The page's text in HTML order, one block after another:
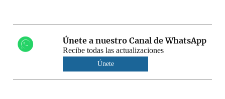
Únete a nuestro Canal de WhatsApp
Recibe todas las actualizaciones
Únete